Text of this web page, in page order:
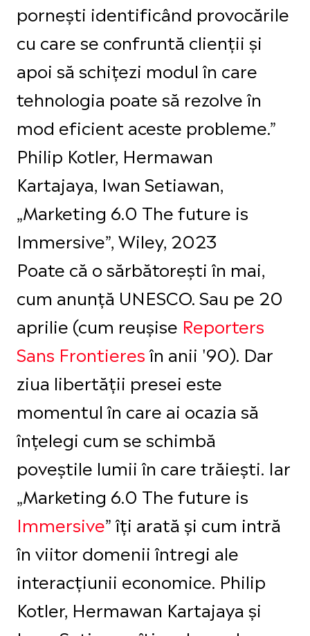
pornești identificând provocările
cu care se confruntă clienții și
apoi să schițezi modul în care
tehnologia poate să rezolve în
mod eficient aceste probleme.”
Philip Kotler, Hermawan
Kartajaya, Iwan Setiawan,
„Marketing 6.0 The future is
Immersive”, Wiley, 2023
Poate că o sărbătorești în mai,
cum anunță UNESCO. Sau pe 20
aprilie (cum reușise Reporters
Sans Frontieresîn anii '90). Dar
ziua libertății presei este
momentul în care ai ocazia să
înțelegi cum se schimbă
poveștile lumii în care trăiești. Iar
„Marketing 6.0 The future is
Immersive” îți arată și cum intră
în viitor domenii întregi ale
interacțiunii economice. Philip
Kotler, Hermawan Kartajaya și